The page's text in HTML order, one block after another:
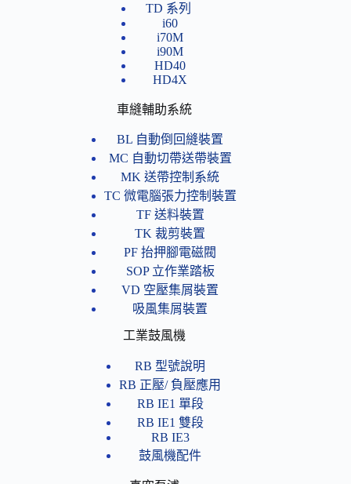
TD 系列
i60
i70M
i90M
HD40
HD4X
車縫輔助系統
BL 自動倒回縫裝置
MC 自動切帶送帶裝置
MK 送帶控制系統
TC 微電腦張力控制裝置
TF 送料裝置
TK 裁剪裝置
PF 抬押腳電磁閥
SOP 立作業踏板
VD 空壓集屑裝置
吸風集屑裝置
工業鼓風機
RB 型號說明
RB 正壓/ 負壓應用
RB IE1 單段
RB IE1 雙段
RB IE3
鼓風機配件